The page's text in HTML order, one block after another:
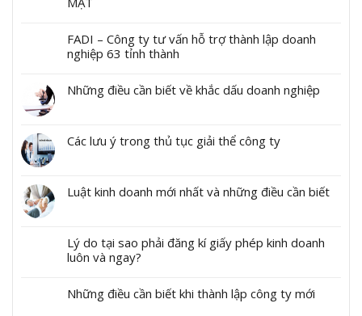
FADI – Công ty tư vấn hỗ trợ thành lập doanh
nghiệp 63 tỉnh thành
Những điều cần biết về khắc dấu doanh nghiệp
Các lưu ý trong thủ tục giải thể công ty
Luật kinh doanh mới nhất và những điều cần biết
Lý do tại sao phải đăng kí giấy phép kinh doanh
luôn và ngay?
Những điều cần biết khi thành lập công ty mới